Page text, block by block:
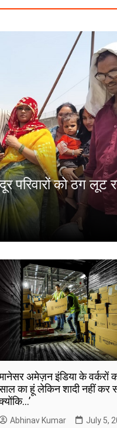
परिवारों को ठग लूट
अमेज़न इंडिया के वर्करों
का हूं लेकिन शादी नहीं कर
Abhinav Kumar
July 5,